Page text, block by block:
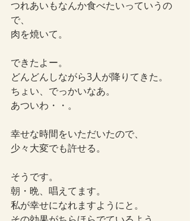
つれあいもなんか食べたいっていうの
で、
肉を焼いて。
できたよー。
どんどんしながら3人が降りてきた。
ちょい、でっかいなあ。
あついわ・・。
幸せな時間をいただいたので、
少々大変でも許せる。
そうです。
朝・晩、唱えてます。
私が幸せになれますようにと。